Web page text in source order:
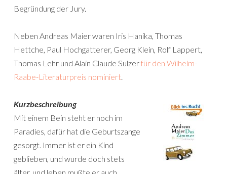
Begründung der Jury.
Neben Andreas Maier waren Iris Hanika, Thomas
Hettche, Paul Hochgatterer, Georg Klein, Rolf Lappert,
Thomas Lehr und Alain Claude Sulzerfür den Wilhelm-
Raabe-Literaturpreis nominiert.
Kurzbeschreibung
Mit einem Bein steht er noch im
Paradies, dafür hat die Geburtszange
gesorgt. Immer ist er ein Kind
geblieben, und wurde doch stets